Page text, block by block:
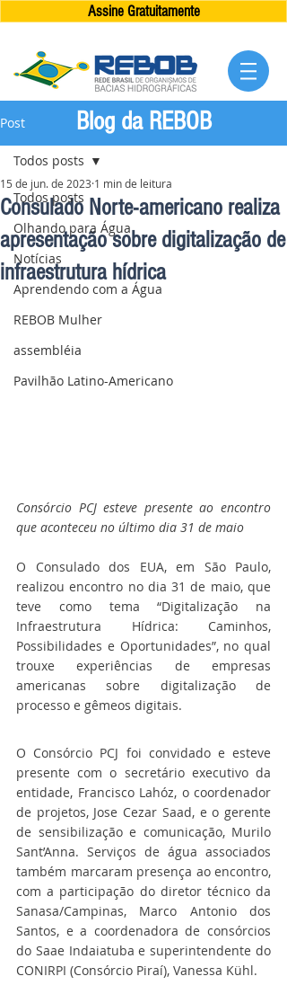
Assine Gratuitamente
Post
Todos posts
Olhando para Água
Notícias
Aprendendo com a Água
REBOB Mulher
assembléia
Pavilhão Latino-Americano
Todos posts
Consulado Norte-americano realiza
apresentação sobre digitalização de
infraestrutura hídrica
15 de jun. de 2023 1 min de leitura
Consórcio PCJ esteve presente ao encontro
que aconteceu no último dia 31 de maio
O Consulado dos EUA, em São Paulo,
realizou encontro no dia 31 de maio, que
teve como tema “Digitalização na
Infraestrutura Hídrica: Caminhos,
Possibilidades e Oportunidades”, no qual
trouxe experiências de empresas
americanas sobre digitalização de
processo e gêmeos digitais.
O Consórcio PCJ foi convidado e esteve
presente com o secretário executivo da
entidade, Francisco Lahóz, o coordenador
de projetos, Jose Cezar Saad, e o gerente
de sensibilização e comunicação, Murilo
Sant’Anna. Serviços de água associados
também marcaram presença ao encontro,
com a participação do diretor técnico da
Sanasa/Campinas, Marco Antonio dos
Santos, e a coordenadora de consórcios
do Saae Indaiatuba e superintendente do
CONIRPI (Consórcio Piraí), Vanessa Kühl.
Blog da REBOB